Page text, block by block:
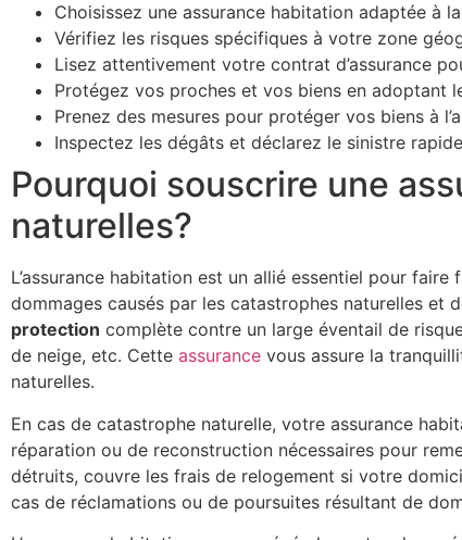
Choisissez une assurance habitation adaptée à la
Vérifiez les risques spécifiques à votre zone
Lisez attentivement votre contrat d’assurance
Protégez vos proches et vos biens en adoptant
Prenez des mesures pour protéger vos biens à
Inspectez les dégâts et déclarez le sinistre
Pourquoi souscrire une
naturelles?
L’assurance habitation est un allié essentiel pour
dommages causés par les catastrophes naturelles et
protection complète contre un large éventail de
de neige, etc. Cette assurance vous assure la
naturelles.
En cas de catastrophe naturelle, votre assurance
réparation ou de reconstruction nécessaires pour
détruits, couvre les frais de relogement si votre
cas de réclamations ou de poursuites résultant de